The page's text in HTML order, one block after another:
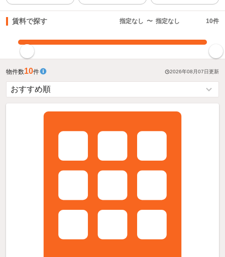
賃料で探す 指定なし 〜 指定なし 10件
物件数10件 2026年08月07日更新